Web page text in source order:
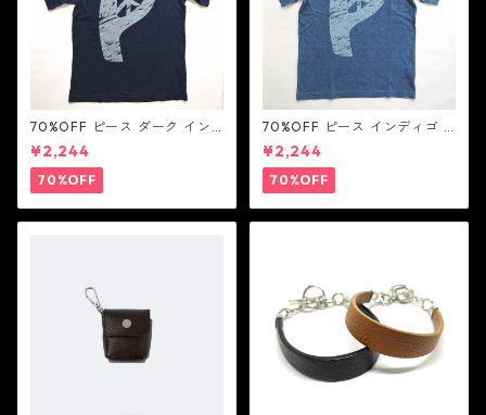
70%OFF ピース ダーク イン
ディゴ Tシャツ：LOVE N' PEA
CE N' ROCK ' ROLL ラブ ン
ピース ン ロック ン ロール
¥2,244
70%OFF
70%OFF ピース インディゴ T
シャツ：LOVE N' PEACE N' R
OCK ' ROLL ラブ ン ピース ン
ロック ン ロール
¥2,244
70%OFF